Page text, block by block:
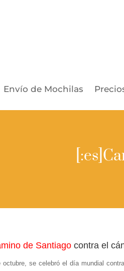
Envío de Mochilas
de Santiago contra el
octubre, se celebró el día mundial